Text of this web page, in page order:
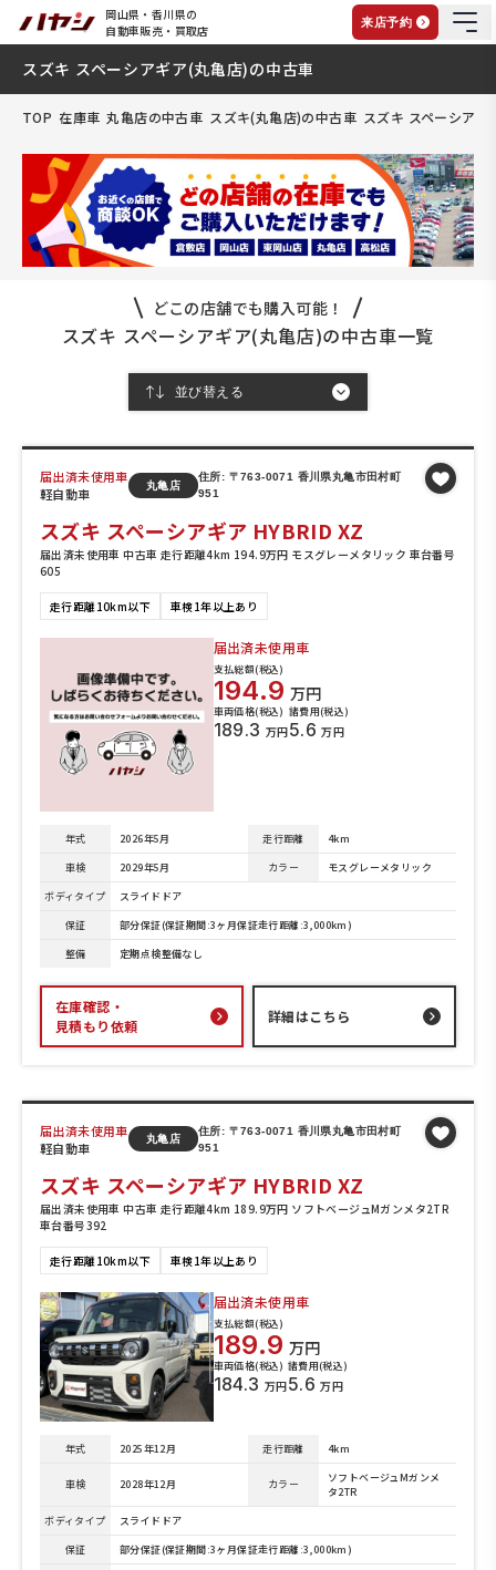
岡山県・香川県の
自動車販売・買取店
来店予約
スズキ スペーシアギア(丸亀店)の中古車
TOP 在庫車 丸亀店の中古車 スズキ(丸亀店)の中古車 スズキ スペーシア
どこの店舗でも購入可能！
スズキ スペーシアギア(丸亀店)の中古車一覧
届出済未使用車
軽自動車
丸亀店
住所: 〒763-0071 香川県丸亀市田村町
951
スズキ スペーシアギア HYBRID XZ
届出済未使用車 中古車 走行距離4km 194.9万円 モスグレーメタリック 車台番号
605
走行距離10km以下 車検1年以上あり
届出済未使用車
支払総額(税込)
194.9 万円
車両価格(税込)
189.3 万円
諸費用(税込)
5.6 万円
年式 2026年5月 走行距離
4km
車検
2029年5月 カラー
モスグレーメタリック
ボディタイプ
スライドドア
保証
部分保証(保証期間:3ヶ月保証走行距離:3,000km)
整備
定期点検整備なし
在庫確認・
見積もり依頼
詳細はこちら
届出済未使用車
軽自動車
丸亀店
住所: 〒763-0071 香川県丸亀市田村町
951
スズキ スペーシアギア HYBRID XZ
届出済未使用車 中古車 走行距離4km 189.9万円 ソフトベージュMガンメタ2TR
車台番号392
走行距離10km以下 車検1年以上あり
届出済未使用車
支払総額(税込)
189.9 万円
車両価格(税込)
184.3 万円
諸費用(税込)
5.6 万円
年式 2025年12月 走行距離 4km
車検 2028年12月 カラー
ソフトベージュMガンメ
タ2TR
ボディタイプ
スライドドア
保証
部分保証(保証期間:3ヶ月保証走行距離:3,000km)